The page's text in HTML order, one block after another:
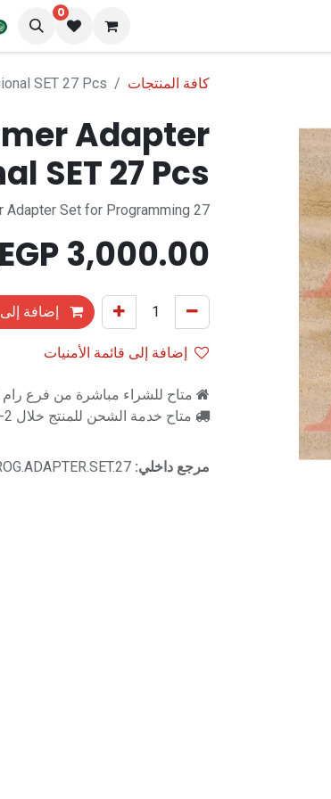
0
كافة المنتجات SET 27 Pcs
Adapter
SET 27 Pcs
27 Pieces Converter Adapter Set for Programming
3,000.00
إضافة
إضافة إلى قائمة الأمنيات
متاح للشراء مباشرة من فرع رام
متاح خدمة الشحن للمنتج خلال 2-3 ايام عمل
مرجع داخلي: